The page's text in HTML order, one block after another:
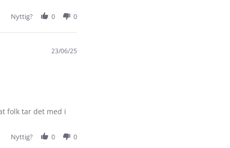
Nyttig? 0 0
23/06/25
folk tar det med i
Nyttig? 0 0